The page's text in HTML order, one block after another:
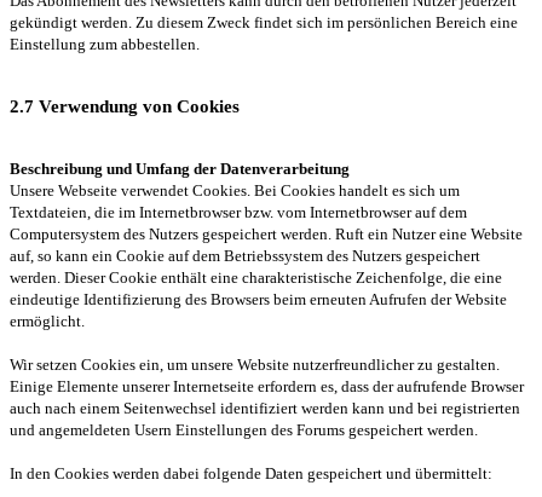
gekündigt werden. Zu diesem Zweck findet sich im persönlichen Bereich eine
Einstellung zum abbestellen.
2.7 Verwendung von Cookies
Beschreibung und Umfang der Datenverarbeitung
Unsere Webseite verwendet Cookies. Bei Cookies handelt es sich um
Textdateien, die im Internetbrowser bzw. vom Internetbrowser auf dem
Computersystem des Nutzers gespeichert werden. Ruft ein Nutzer eine Website
auf, so kann ein Cookie auf dem Betriebssystem des Nutzers gespeichert
werden. Dieser Cookie enthält eine charakteristische Zeichenfolge, die eine
eindeutige Identifizierung des Browsers beim erneuten Aufrufen der Website
ermöglicht.
Wir setzen Cookies ein, um unsere Website nutzerfreundlicher zu gestalten.
Einige Elemente unserer Internetseite erfordern es, dass der aufrufende Browser
auch nach einem Seitenwechsel identifiziert werden kann und bei registrierten
und angemeldeten Usern Einstellungen des Forums gespeichert werden.
In den Cookies werden dabei folgende Daten gespeichert und übermittelt: